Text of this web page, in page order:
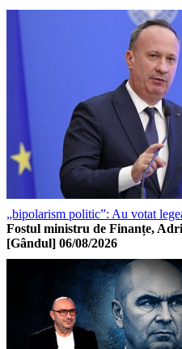
„bipolarism politic”: Au votat
Fostul ministru de Finanțe,
[Gândul] 06/08/2026